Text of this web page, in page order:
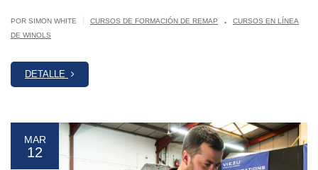
POR SIMON WHITE CURSOS DE FORMACIÓN DE REMAP .
CURSOS EN LÍNEA
DE WINOLS
DETALLE
MAR
12